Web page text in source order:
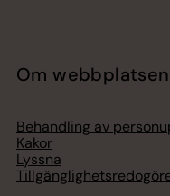
Om webbplatsen
Behandling av
Kakor
Lyssna